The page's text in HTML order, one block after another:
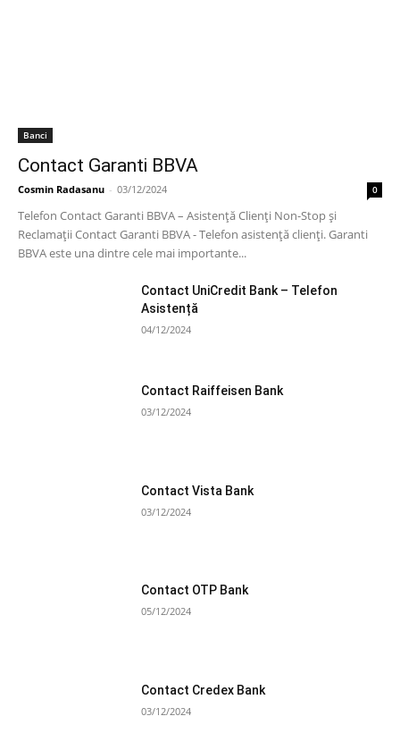
Banci
Contact Garanti BBVA
Cosmin Radasanu - 03/12/2024 0
Telefon Contact Garanti BBVA – Asistență Clienți Non-Stop și
Reclamații Contact Garanti BBVA - Telefon asistență clienți. Garanti
BBVA este una dintre cele mai importante...
Contact UniCredit Bank – Telefon
Asistență
04/12/2024
Contact Raiffeisen Bank
03/12/2024
Contact Vista Bank
03/12/2024
Contact OTP Bank
05/12/2024
Contact Credex Bank
03/12/2024